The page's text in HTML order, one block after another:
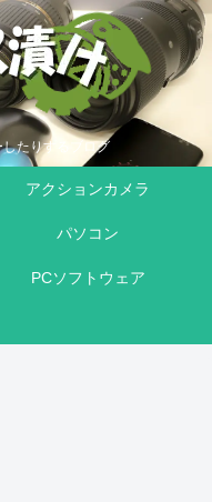
たりするブログ
アクションカメラ
パソコン
PCソフトウェア